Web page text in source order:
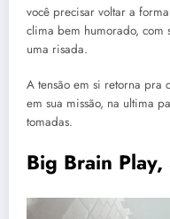
você precisar voltar a
clima bem humorado, com
uma risada.
A tensão em si retorna pra
em sua missão, na ultima
tomadas.
Big Brain